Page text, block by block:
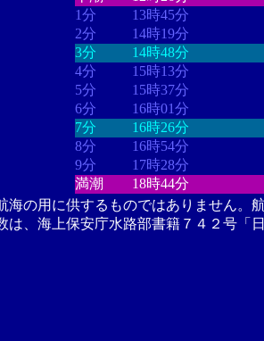
1分
13時45分
2分
14時19分
3分
14時48分
4分
15時13分
5分
15時37分
6分
16時01分
7分
16時26分
8分
16時54分
9分
17時28分
満潮
18時44分
海の用に供するものではありません。
は、海上保安庁水路部書籍７４２号「